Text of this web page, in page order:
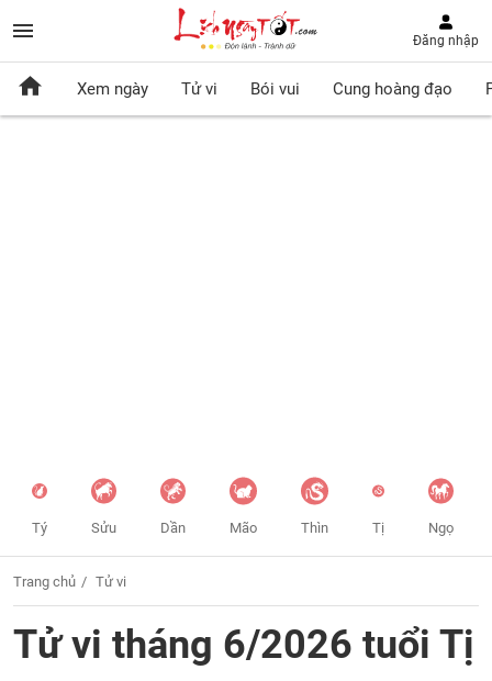
Đăng nhập
Xem ngày Tử vi Bói vui Cung hoàng đạo
Tý Sửu Dần Mão Thìn Tị Ngọ
Trang chủ Tử vi
Tử vi tháng 6/2026 tuổi Tị